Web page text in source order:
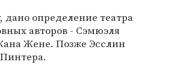
дано определение театра
авторов - Сэмюэля
Жене. Позже Эсслин